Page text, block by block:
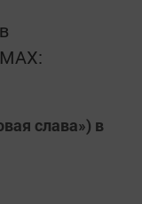
слава») в